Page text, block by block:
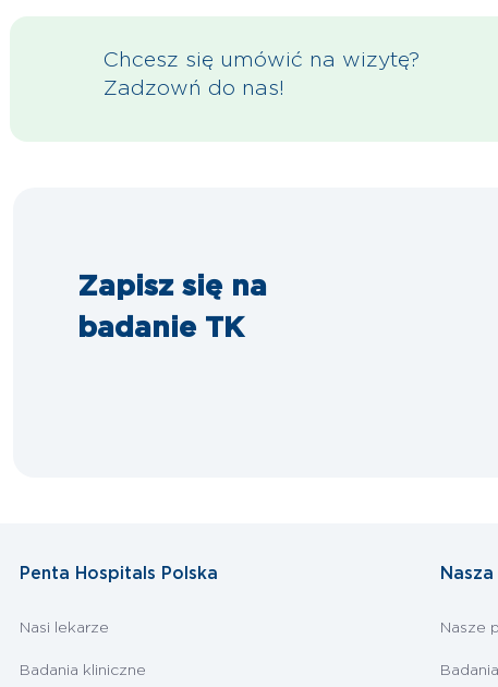
Chcesz się umówić na wizytę?
Zadzowń do nas!
Zapisz się na
badanie TK
Penta Hospitals Polska
Nasi lekarze
Badania kliniczne
Nasze